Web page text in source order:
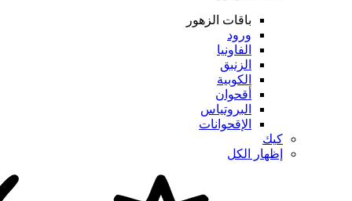
باقات الزهور
ورود
الفاونيا
الزنبق
الكوبية
أقحوان
البروتياس
الإقحوانات
كيك
إظهار الكل